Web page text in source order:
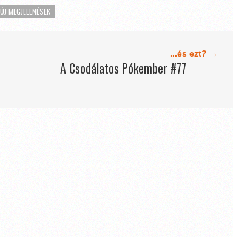
ÚJ MEGJELENÉSEK
...és ezt? →
A Csodálatos Pókember #77